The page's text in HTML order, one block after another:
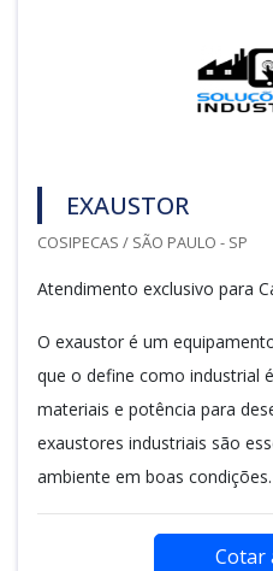
EXAUSTOR
COSIPECAS / SÃO PAULO - SP
Atendimento exclusivo para
O exaustor é um
que o define como industrial
materiais e potência para
exaustores industriais são
ambiente em boas
Cotar